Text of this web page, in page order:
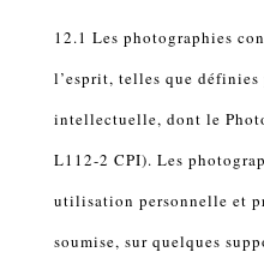
12.1 Les photographies
l’esprit, telles que
intellectuelle, dont le
L112-2 CPI). Les
utilisation personnelle et
soumise, sur quelques